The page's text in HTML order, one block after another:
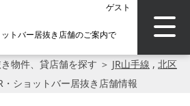
ゲスト
トバー居抜き店舗のご案内で
物件、貸店舗を探す ＞ JR山手線 , 北区
ショットバー居抜き店舗情報